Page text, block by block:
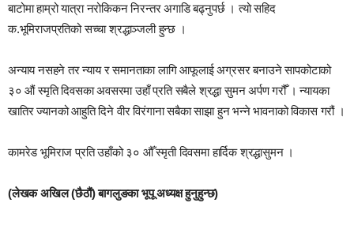
बाटोमा हाम्रो यात्रा नरोकिकन निरन्तर अगाडि बढ्नुपर्छ । त्यो सहिद
क.भूमिराजप्रतिको सच्चा श्रद्धाञ्जली हुन्छ ।
अन्याय नसहने तर न्याय र समानताका लागि आफूलाई अग्रसर बनाउने सापकोटाको
३० औं स्मृति दिवसका अवसरमा उहाँ प्रति सबैले श्रद्धा सुमन अर्पण गरौँं । न्यायका
खातिर ज्यानको आहुति दिने वीर विरंगाना सबैका साझा हुन भन्ने भावनाको विकास गरौं ।
कामरेड भूमिराज प्रति उहाँको ३० औँ स्मृती दिवसमा हार्दिक श्रद्धासुमन ।
(लेखक अखिल (छैठौं) बागलुङका भूपू अध्यक्ष हुनुहुन्छ)